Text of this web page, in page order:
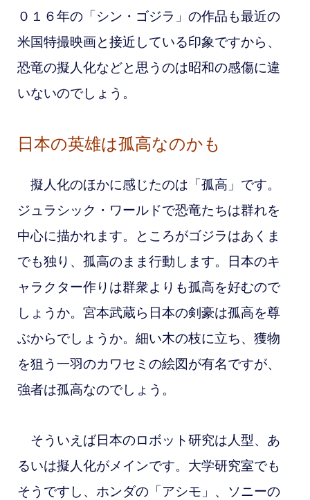
０１６年の「シン・ゴジラ」の作品も最近の
米国特撮映画と接近している印象ですから、
恐竜の擬人化などと思うのは昭和の感傷に違
いないのでしょう。
日本の英雄は孤高なのかも
擬人化のほかに感じたのは「孤高」です。
ジュラシック・ワールドで恐竜たちは群れを
中心に描かれます。ところがゴジラはあくま
でも独り、孤高のまま行動します。日本のキ
ャラクター作りは群衆よりも孤高を好むので
しょうか。宮本武蔵ら日本の剣豪は孤高を尊
ぶからでしょうか。細い木の枝に立ち、獲物
を狙う一羽のカワセミの絵図が有名ですが、
強者は孤高なのでしょう。
そういえば日本のロボット研究は人型、あ
るいは擬人化がメインです。大学研究室でも
そうですし、ホンダの「アシモ」、ソニーの